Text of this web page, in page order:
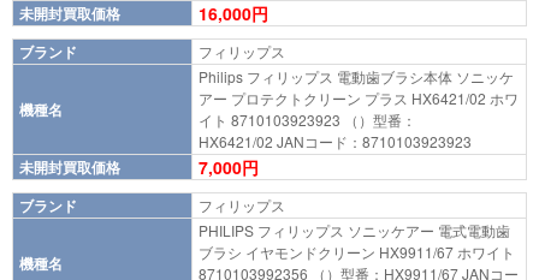
未開封買取価格 16,000円
ブランド フィリップス
機種名
Philips フィリップス 電動歯ブラシ本体 ソニッケ
アー プロテクトクリーン プラス HX6421/02 ホワ
イト 8710103923923 （）型番：
HX6421/02 JANコード：8710103923923
未開封買取価格 7,000円
ブランド フィリップス
機種名
PHILIPS フィリップス ソニッケアー 電式電動歯
ブラシ イヤモンドクリーン HX9911/67 ホワイト
8710103992356 （）型番：HX9911/67 JANコー